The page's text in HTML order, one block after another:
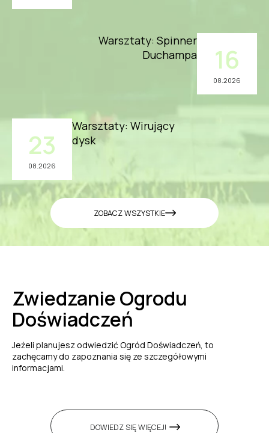
16
08.2026
Warsztaty: Spinner
Duchampa
23
08.2026
Warsztaty: Wirujący
dysk
ZOBACZ WSZYSTKIE
Zwiedzanie Ogrodu
Doświadczeń
Jeżeli planujesz odwiedzić Ogród Doświadczeń, to
zachęcamy do zapoznania się ze szczegółowymi
informacjami.
DOWIEDZ SIĘ WIĘCEJ!